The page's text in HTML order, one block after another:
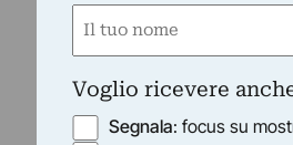
Nome
Voglio ricevere
Segnala: focus su